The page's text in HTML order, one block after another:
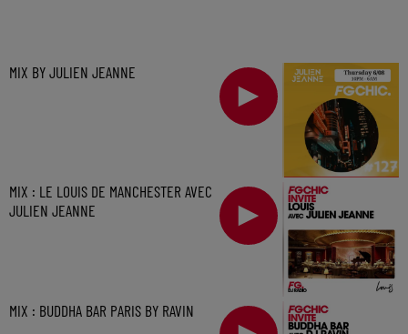
MIX BY JULIEN JEANNE
MIX : LE LOUIS DE MANCHESTER AVEC
JULIEN JEANNE
MIX : BUDDHA BAR PARIS BY RAVIN